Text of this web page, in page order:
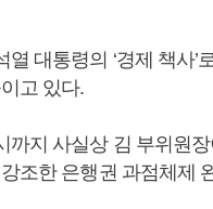
대통령의 ‘경제 책사’
고 있다.
지 사실상 김 부위원
조한 은행권 과점체제